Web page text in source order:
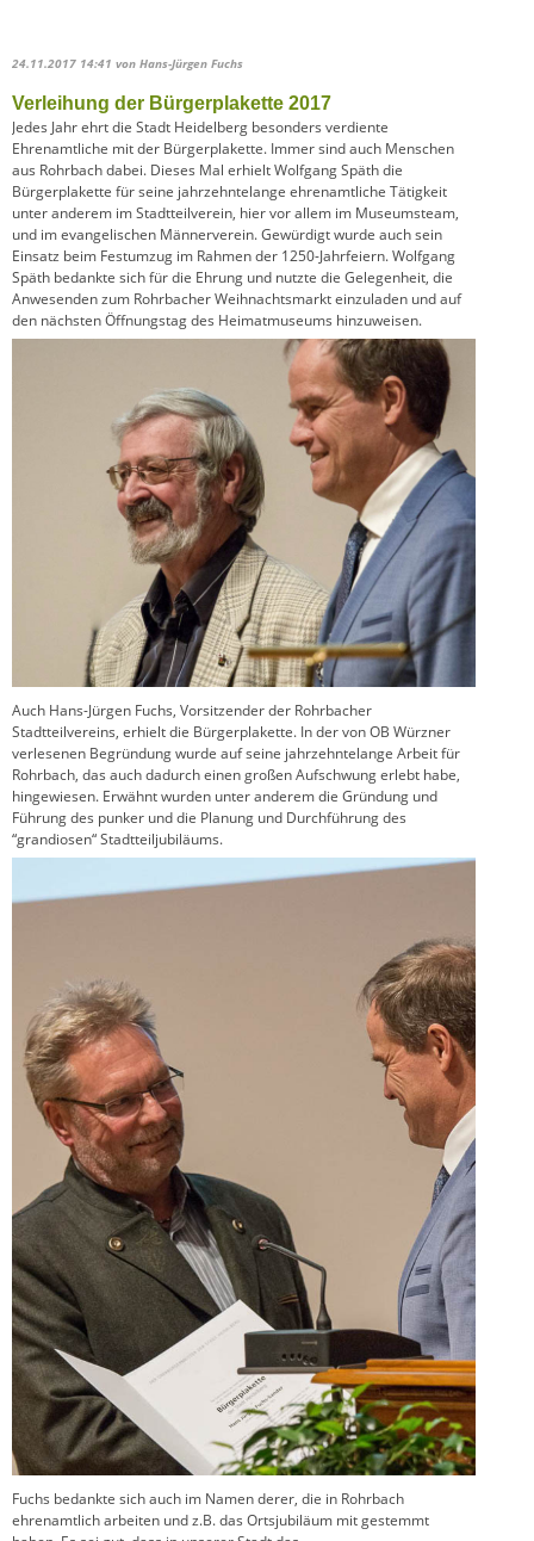
24.11.2017 14:41 von Hans-Jürgen Fuchs
Verleihung der Bürgerplakette 2017
Jedes Jahr ehrt die Stadt Heidelberg besonders verdiente
Ehrenamtliche mit der Bürgerplakette. Immer sind auch Menschen
aus Rohrbach dabei. Dieses Mal erhielt Wolfgang Späth die
Bürgerplakette für seine jahrzehntelange ehrenamtliche Tätigkeit
unter anderem im Stadtteilverein, hier vor allem im Museumsteam,
und im evangelischen Männerverein. Gewürdigt wurde auch sein
Einsatz beim Festumzug im Rahmen der 1250-Jahrfeiern. Wolfgang
Späth bedankte sich für die Ehrung und nutzte die Gelegenheit, die
Anwesenden zum Rohrbacher Weihnachtsmarkt einzuladen und auf
den nächsten Öffnungstag des Heimatmuseums hinzuweisen.
Auch Hans-Jürgen Fuchs, Vorsitzender der Rohrbacher
Stadtteilvereins, erhielt die Bürgerplakette. In der von OB Würzner
verlesenen Begründung wurde auf seine jahrzehntelange Arbeit für
Rohrbach, das auch dadurch einen großen Aufschwung erlebt habe,
hingewiesen. Erwähnt wurden unter anderem die Gründung und
Führung des punker und die Planung und Durchführung des
“grandiosen“ Stadtteiljubiläums.
Fuchs bedankte sich auch im Namen derer, die in Rohrbach
ehrenamtlich arbeiten und z.B. das Ortsjubiläum mit gestemmt